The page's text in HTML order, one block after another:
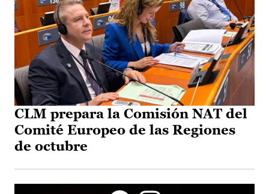
CLM prepara la Comisión NAT del
Comité Europeo de las Regiones
de octubre